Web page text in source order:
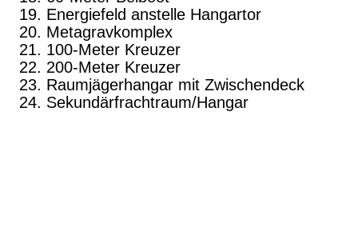
Energiefeld anstelle Hangartor
Metagravkomplex
100-Meter Kreuzer
200-Meter Kreuzer
Raumjägerhangar mit Zwischendeck
Sekundärfrachtraum/Hangar